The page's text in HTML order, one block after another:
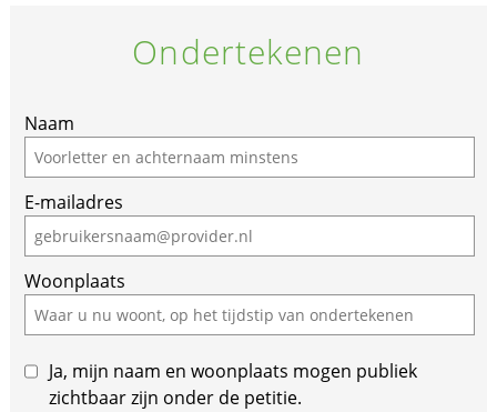
Ondertekenen
Naam
E-mailadres
Woonplaats
Ja, mijn naam en woonplaats mogen publiek
zichtbaar zijn onder de petitie.